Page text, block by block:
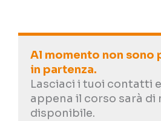
Al momento non sono
in partenza.
Lasciaci i tuoi contatti
appena il corso sarà di
disponibile.